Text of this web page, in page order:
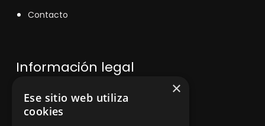
Contacto
Información legal
Política de privacidad
×
Ese sitio web utiliza
cookies